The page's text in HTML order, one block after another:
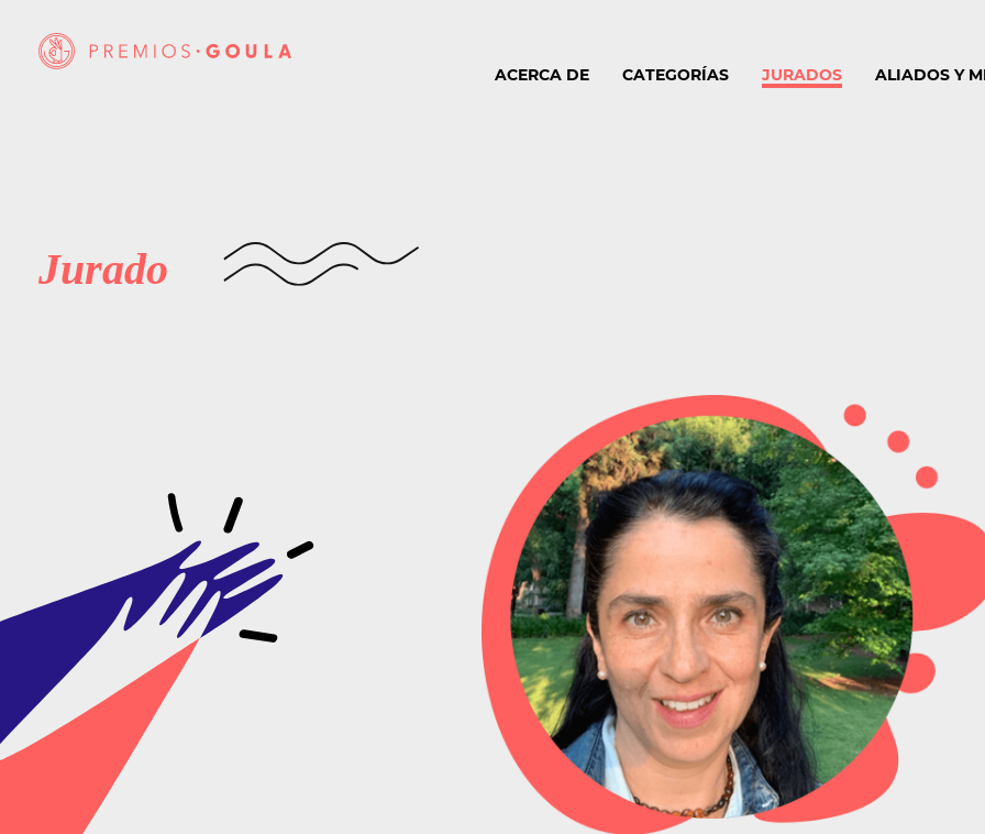
ACERCA DE CATEGORÍAS JURADOS ALIADOS Y
Jurado